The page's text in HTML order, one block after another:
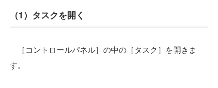
（1）タスクを開く
［コントロールパネル］の中の［タスク］を開きま
す。